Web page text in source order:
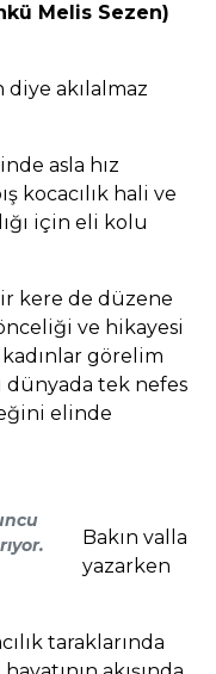
Melis Sezen)
diye akılalmaz
asla hız
kocacılık hali ve
için eli kolu
kere de düzene
ve hikayesi
görelim
dünyada tek nefes
elinde
Bakın valla
yazarken
taraklarında